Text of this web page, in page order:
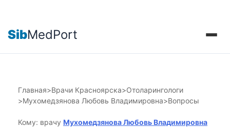
SibMedPort
Главная>Врачи Красноярска>Отоларингологи
>Мухомедзянова Любовь Владимировна>Вопросы
Кому: врачу Мухомедзянова Любовь Владимировна